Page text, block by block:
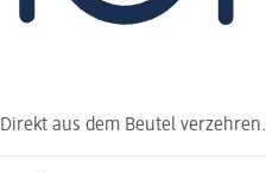
Direkt aus dem Beutel verzehren.